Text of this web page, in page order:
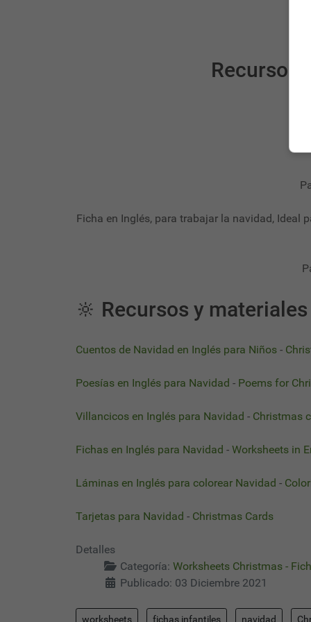
Recursos
Ficha en Inglés, para trabajar la navidad, Ideal
🔆 Recursos y
Cuentos de Navidad en Inglés para Niños -
Poesías en Inglés para Navidad - Poems for
Villancicos en Inglés para Navidad - Christmas
Fichas en Inglés para Navidad - Worksheets in
Láminas en Inglés para colorear Navidad -
Tarjetas para Navidad - Christmas Cards
Detalles
Categoría: Worksheets Christmas -
Publicado: 03 Diciembre 2021
worksheets fichas infantiles navidad